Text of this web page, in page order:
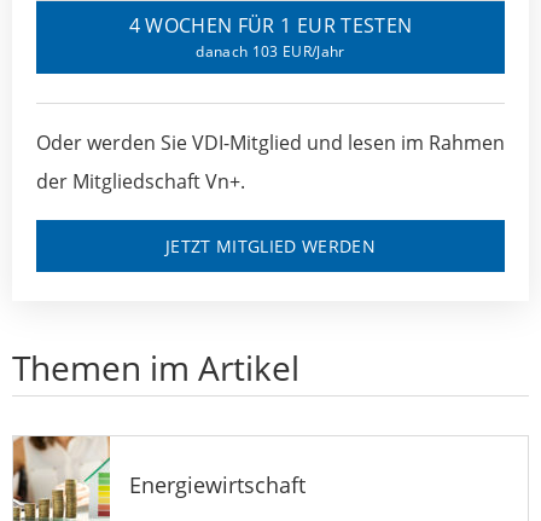
4 WOCHEN FÜR 1 EUR TESTEN
danach 103 EUR/Jahr
Oder werden Sie VDI-Mitglied und lesen im Rahmen
der Mitgliedschaft Vn+.
JETZT MITGLIED WERDEN
Themen im Artikel
Energiewirtschaft